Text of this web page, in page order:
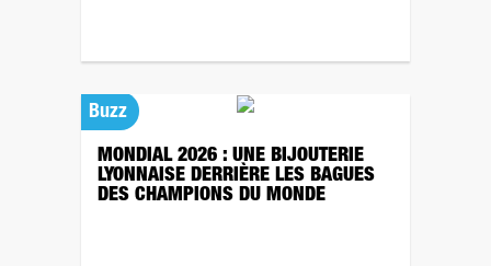
Buzz
MONDIAL 2026 : UNE BIJOUTERIE
LYONNAISE DERRIÈRE LES BAGUES
DES CHAMPIONS DU MONDE